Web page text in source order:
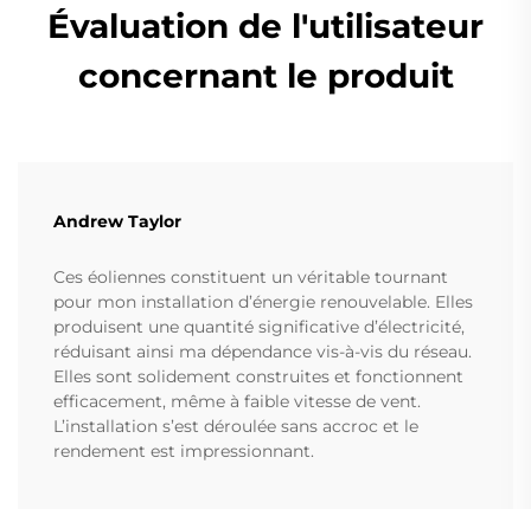
Évaluation de l'utilisateur
concernant le produit
Andrew Taylor
Ces éoliennes constituent un véritable tournant
pour mon installation d’énergie renouvelable. Elles
produisent une quantité significative d’électricité,
réduisant ainsi ma dépendance vis-à-vis du réseau.
Elles sont solidement construites et fonctionnent
efficacement, même à faible vitesse de vent.
L’installation s’est déroulée sans accroc et le
rendement est impressionnant.